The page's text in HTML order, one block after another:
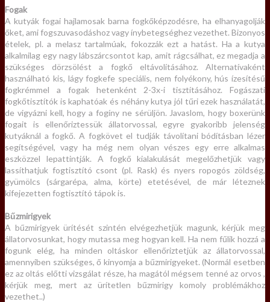
Fogak
A kutyák fogai hajlamosak barna fogkőképzodésre, ha elhanyagolják
őket, ami fogszuvasodáshoz vagy ínybetegséghez vezethet. Bizonyos
ételek, pl. a melasz tartalmúak, fokozzák ezt a hatást. Ha a kutya
alkalmilag egy nagy lábszárcsontot kap, amit rágcsálhat, ez megadja a
szükséges dörzsölést a fogkő eltávolításához. Alternatívaként
használható kis, lágy fogkefe speciális, nem folyékony, hús ízesítésű
fogkrémmel a fogak hetenként 2-3x-i tisztításához. Fogászati
fogkőtisztítók is kaphatóak és néhány kutya jól tűri ezek használatát,
de vigyázni kell, hogy a fogíny ne sérüljön. Javaslom, hogy boxerünk
fogait is ellenőriztessük állatorvossal, egyre gyakoribb jelenség
kutyáknál a fogkő. A fogkövet el tudják távolítani bódításban lézer
segítségével, vagy ha még nem olyan vészes egy erre alkalmas
eszközzel lepattintják. A fogkő kialakulását megelőzhetjük vagy
lassíthatjuk fogtisztító csont (pl. Rask) és nyers ropogós zöldség,
gyümölcs (sárgarépa, alma, körte) etetésével, de már léteznek
kifejezetten fogtisztító tápok is.
Bűzmirigyek
A bűzmirigyek ürítését szintén elvégezhetjük magunk, kérjük meg
állatorvosunkat, hogy mutassa meg hogyan kell. Ha nem fűlik hozzá a
fogunk elég, ha minden oltáskor ellenőriztetjük az állatorvossal,
amennyiben szükséges, ő kinyomja a bűzmirigyeket. (Normál esetben
ez az oltás előtti vizsgálat része, ha magától mégsem tenné az orvos ,
kérjük meg, mert az ürítetlen bűzmirigy komoly problémákhoz
vezethet..)